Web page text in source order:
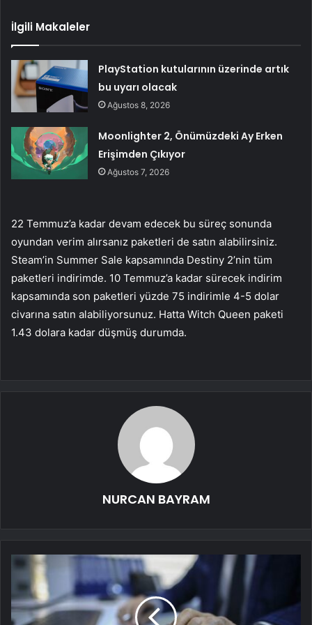
İlgili Makaleler
PlayStation kutularının üzerinde artık
bu uyarı olacak
Ağustos 8, 2026
Moonlighter 2, Önümüzdeki Ay Erken
Erişimden Çıkıyor
Ağustos 7, 2026
22 Temmuz’a kadar devam edecek bu süreç sonunda
oyundan verim alırsanız paketleri de satın alabilirsiniz.
Steam’in Summer Sale kapsamında Destiny 2’nin tüm
paketleri indirimde. 10 Temmuz’a kadar sürecek indirim
kapsamında son paketleri yüzde 75 indirimle 4-5 dolar
civarına satın alabiliyorsunuz. Hatta Witch Queen paketi
1.43 dolara kadar düşmüş durumda.
NURCAN BAYRAM